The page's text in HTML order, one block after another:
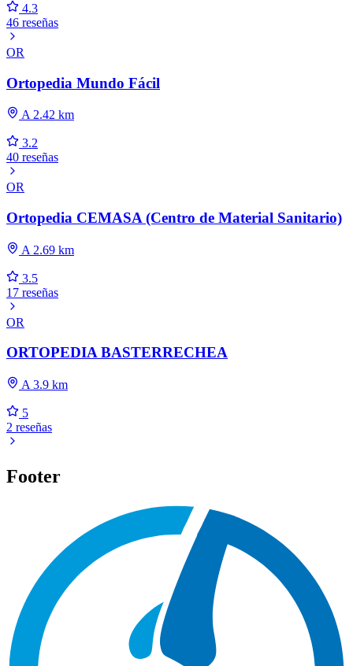
4.3
46 reseñas
OR
Ortopedia Mundo Fácil
A 2.42 km
3.2
40 reseñas
OR
Ortopedia CEMASA (Centro de Material Sanitario)
A 2.69 km
3.5
17 reseñas
OR
ORTOPEDIA BASTERRECHEA
A 3.9 km
5
2 reseñas
Footer